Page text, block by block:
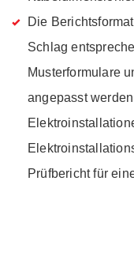
Die
Schlag
Musterformulare
angepasst
Prüfbericht für